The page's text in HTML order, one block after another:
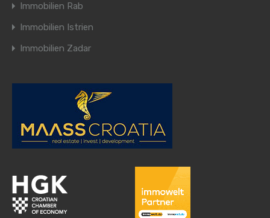
Immobilien Rab
Immobilien Istrien
Immobilien Zadar